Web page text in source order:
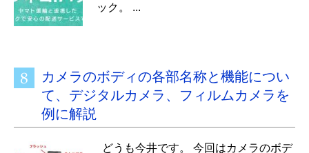
ック。 ...
カメラのボディの各部名称と機能につい
て、デジタルカメラ、フィルムカメラを
例に解説
どうも今井です。 今回はカメラのボデ